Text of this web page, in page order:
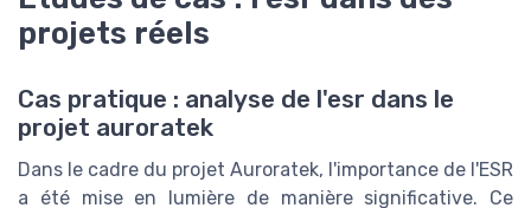
projets réels
Cas pratique : analyse de l'esr dans le
projet auroratek
Dans le cadre du projet Auroratek, l'importance de l'ESR
a été mise en lumière de manière significative. Ce